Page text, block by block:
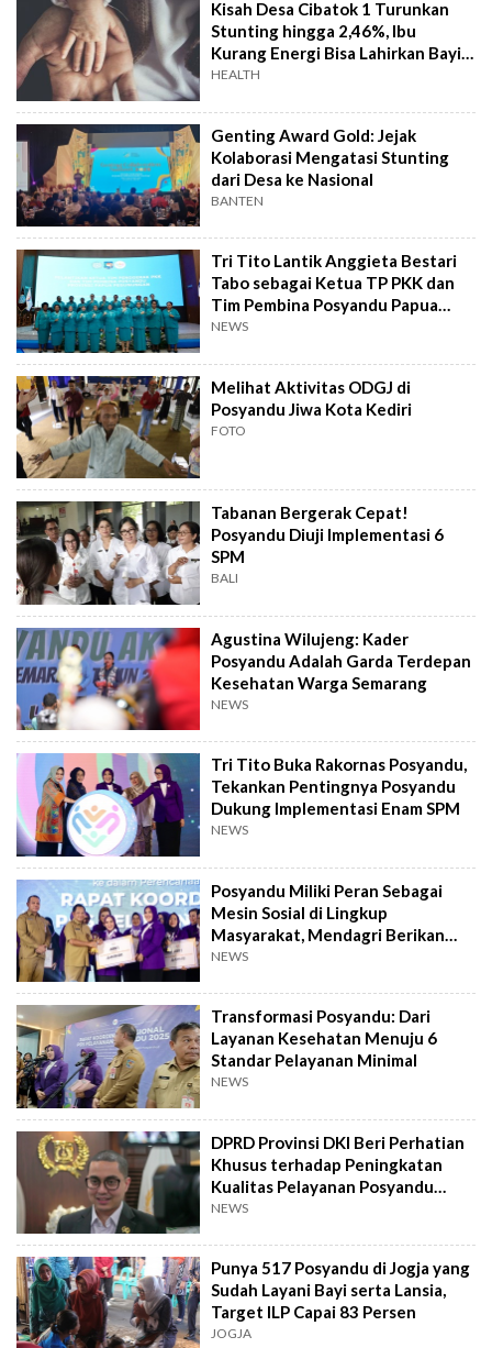
Kisah Desa Cibatok 1 Turunkan
Stunting hingga 2,46%, Ibu
Kurang Energi Bisa Lahirkan Bayi
Normal
HEALTH
Genting Award Gold: Jejak
Kolaborasi Mengatasi Stunting
dari Desa ke Nasional
BANTEN
Tri Tito Lantik Anggieta Bestari
Tabo sebagai Ketua TP PKK dan
Tim Pembina Posyandu Papua
Pegunungan
NEWS
Melihat Aktivitas ODGJ di
Posyandu Jiwa Kota Kediri
FOTO
Tabanan Bergerak Cepat!
Posyandu Diuji Implementasi 6
SPM
BALI
Agustina Wilujeng: Kader
Posyandu Adalah Garda Terdepan
Kesehatan Warga Semarang
NEWS
Tri Tito Buka Rakornas Posyandu,
Tekankan Pentingnya Posyandu
Dukung Implementasi Enam SPM
NEWS
Posyandu Miliki Peran Sebagai
Mesin Sosial di Lingkup
Masyarakat, Mendagri Berikan
Apresiasi
NEWS
Transformasi Posyandu: Dari
Layanan Kesehatan Menuju 6
Standar Pelayanan Minimal
NEWS
DPRD Provinsi DKI Beri Perhatian
Khusus terhadap Peningkatan
Kualitas Pelayanan Posyandu
Lansia
NEWS
Punya 517 Posyandu di Jogja yang
Sudah Layani Bayi serta Lansia,
Target ILP Capai 83 Persen
JOGJA